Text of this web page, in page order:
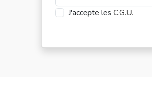
J'accepte les C.G.U.